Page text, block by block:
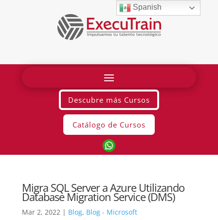
Descubre más Cursos
Catálogo de Cursos
Migra SQL Server a Azure Utilizando
Database Migration Service (DMS)
Mar 2, 2022| Blog, Blog - Microsoft
Spanish